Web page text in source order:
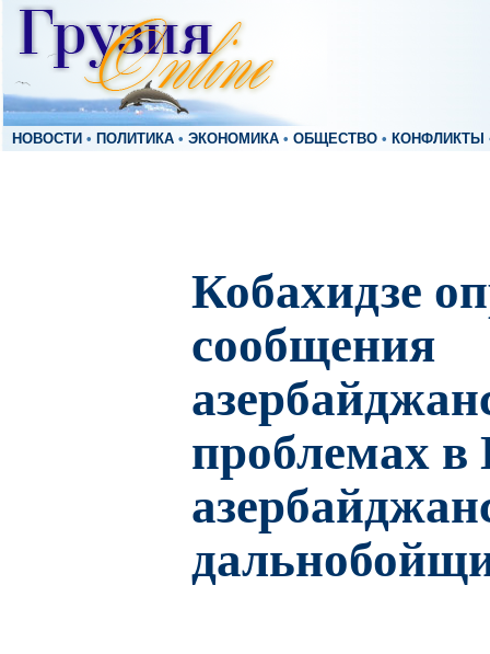
НОВОСТИ • ПОЛИТИКА • ЭКОНОМИКА • ОБЩЕСТВО • КОНФЛИКТЫ
Кобахидзе
сообщения
проблемах в